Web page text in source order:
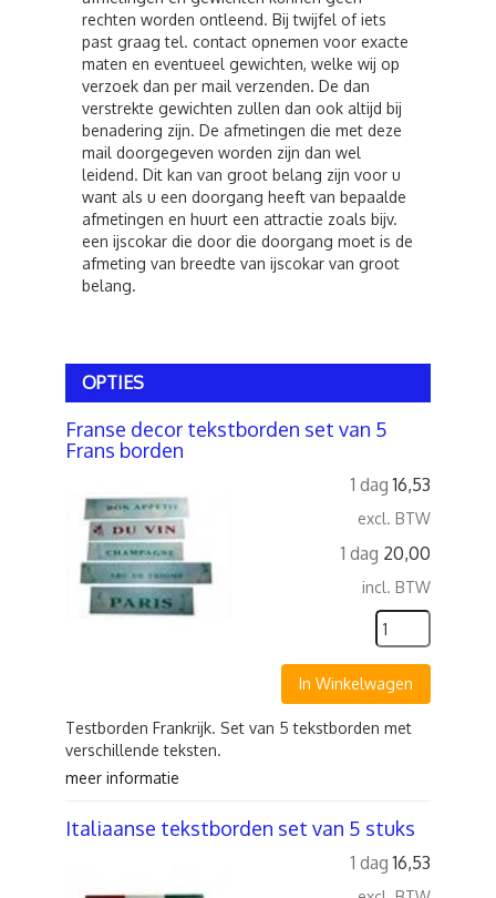
rechten worden ontleend. Bij twijfel of iets
past graag tel. contact opnemen voor exacte
maten en eventueel gewichten, welke wij op
verzoek dan per mail verzenden. De dan
verstrekte gewichten zullen dan ook altijd bij
benadering zijn. De afmetingen die met deze
mail doorgegeven worden zijn dan wel
leidend. Dit kan van groot belang zijn voor u
want als u een doorgang heeft van bepaalde
afmetingen en huurt een attractie zoals bijv.
een ijscokar die door die doorgang moet is de
afmeting van breedte van ijscokar van groot
belang.
OPTIES
Franse decor tekstborden set van 5
Frans borden
1 dag 16,53
excl. BTW
1 dag 20,00
incl. BTW
In Winkelwagen
Testborden Frankrijk. Set van 5 tekstborden met
verschillende teksten.
meer informatie
Italiaanse tekstborden set van 5 stuks
1 dag 16,53